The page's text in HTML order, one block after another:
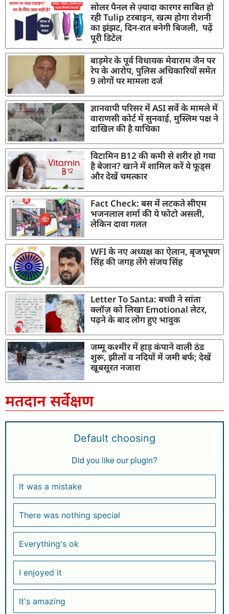
सोलर पैनल से ज़्यादा कारगर साबित हो
रही Tulip टरबाइन, खत्म होगा रोशनी
का झंझट, दिन-रात बनेगी बिजली, पढ़ें
पूरी डिटेल
बाड़मेर के पूर्व विधायक मेवाराम जैन पर
रेप के आरोप, पुलिस अधिकारियों समेत
9 लोगों पर मामला दर्ज
ज्ञानवापी परिसर में ASI सर्वे के मामले में
वाराणसी कोर्ट में सुनवाई, मुस्लिम पक्ष ने
दाखिल की है याचिका
विटामिन B12 की कमी से शरीर हो गया
है बेजान? खाने में शामिल करें ये फूड्स
और देखें चमत्कार
Fact Check: बस में लटकते सीएम
भजनलाल शर्मा की ये फोटो असली,
लेकिन दावा गलत
WFI के नए अध्यक्ष का ऐलान, बृजभूषण
सिंह की जगह लेंगे संजय सिंह
Letter To Santa: बच्ची ने सांता
क्लॉज़ को लिखा Emotional लेटर,
पढ़ने के बाद लोग हुए भावुक
जम्मू कश्मीर में हाड़ कंपाने वाली ठंड
शुरू, झीलों व नदियों में जमी बर्फ; देखें
खूबसूरत नजारा
मतदान सर्वेक्षण
Default choosing
Did you like our plugin?
It was a mistake
There was nothing special
Everything's ok
I enjoyed it
It's amazing